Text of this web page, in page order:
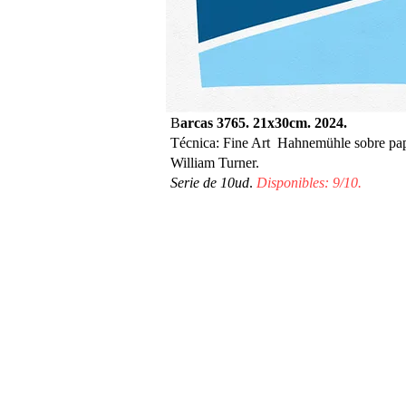
Barcas 3765. 21x30cm. 2024.
Técnica: Fine Art Hahnemühle sobre
William Turner.
Serie de 10ud. Disponibles: 9/10.